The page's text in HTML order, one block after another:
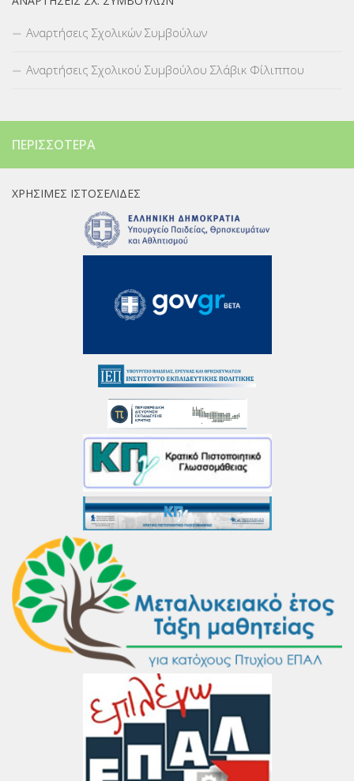
Αναρτήσεις Σχολικών Συμβούλων
Αναρτήσεις Σχολικού Συμβούλου Σλάβικ Φίλιππου
ΠΕΡΙΣΣΌΤΕΡΑ
ΧΡΉΣΙΜΕΣ ΙΣΤΟΣΕΛΊΔΕΣ